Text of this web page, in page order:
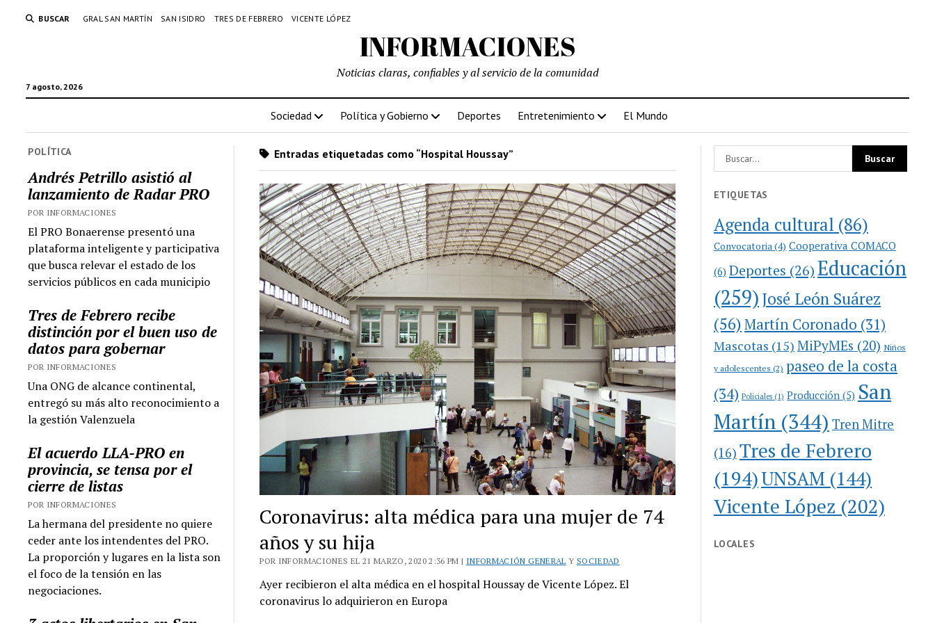
BUSCAR GRAL SAN MARTÍN SAN ISIDRO TRES DE FEBRERO VICENTE LÓPEZ
INFORMACIONES
7 agosto, 2026
Noticias claras, confiables y al servicio de la comunidad
Sociedad Política y Gobierno Deportes Entretenimiento El Mundo
POLÍTICA
Andrés Petrillo asistió al
lanzamiento de Radar PRO
POR INFORMACIONES
El PRO Bonaerense presentó una
plataforma inteligente y participativa
que busca relevar el estado de los
servicios públicos en cada municipio
Tres de Febrero recibe
distinción por el buen uso de
datos para gobernar
POR INFORMACIONES
Una ONG de alcance continental,
entregó su más alto reconocimiento a
la gestión Valenzuela
El acuerdo LLA-PRO en
provincia, se tensa por el
cierre de listas
POR INFORMACIONES
La hermana del presidente no quiere
ceder ante los intendentes del PRO.
La proporción y lugares en la lista son
el foco de la tensión en las
negociaciones.
Entradas etiquetadas como “Hospital Houssay”
Coronavirus: alta médica para una mujer de 74
años y su hija
POR INFORMACIONES EL 21 MARZO, 2020 2:36 PM | INFORMACIÓN GENERAL Y SOCIEDAD
Ayer recibieron el alta médica en el hospital Houssay de Vicente López. El
coronavirus lo adquirieron en Europa
ETIQUETAS
Agenda cultural (86)
Convocatoria (4) Cooperativa COMACO
(6) Deportes (26)Educación
(259)José León Suárez
(56)Martín Coronado (31)
Mascotas (15) MiPyMEs (20) Niños
y adolescentes (2) paseo de la costa
(34) Policiales (1) Producción (5) San
Martín (344) Tren Mitre
(16) Tres de Febrero
(194)UNSAM (144)
Vicente López (202)
LOCALES